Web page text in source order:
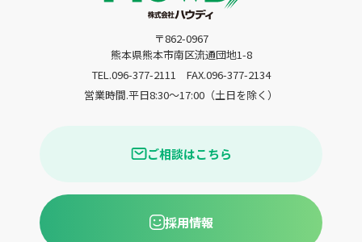
〒862-0967
熊本県熊本市南区流通団地1-8
TEL.096-377-2111
FAX.096-377-2134
営業時間.平日8:30〜17:00（土日を除く）
ご相談はこちら
採用情報